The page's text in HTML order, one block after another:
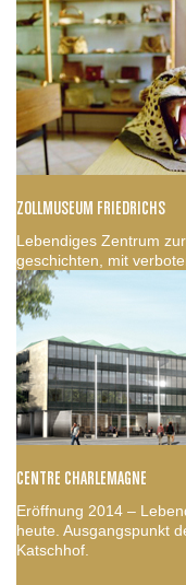
ZOLLMUSEUM FRIEDRICHS
Lebendiges Zentrum
geschichten, mit
CENTRE CHARLEMAGNE
Eröffnung 2014 –
heute. Ausgangspunkt
Katschhof.